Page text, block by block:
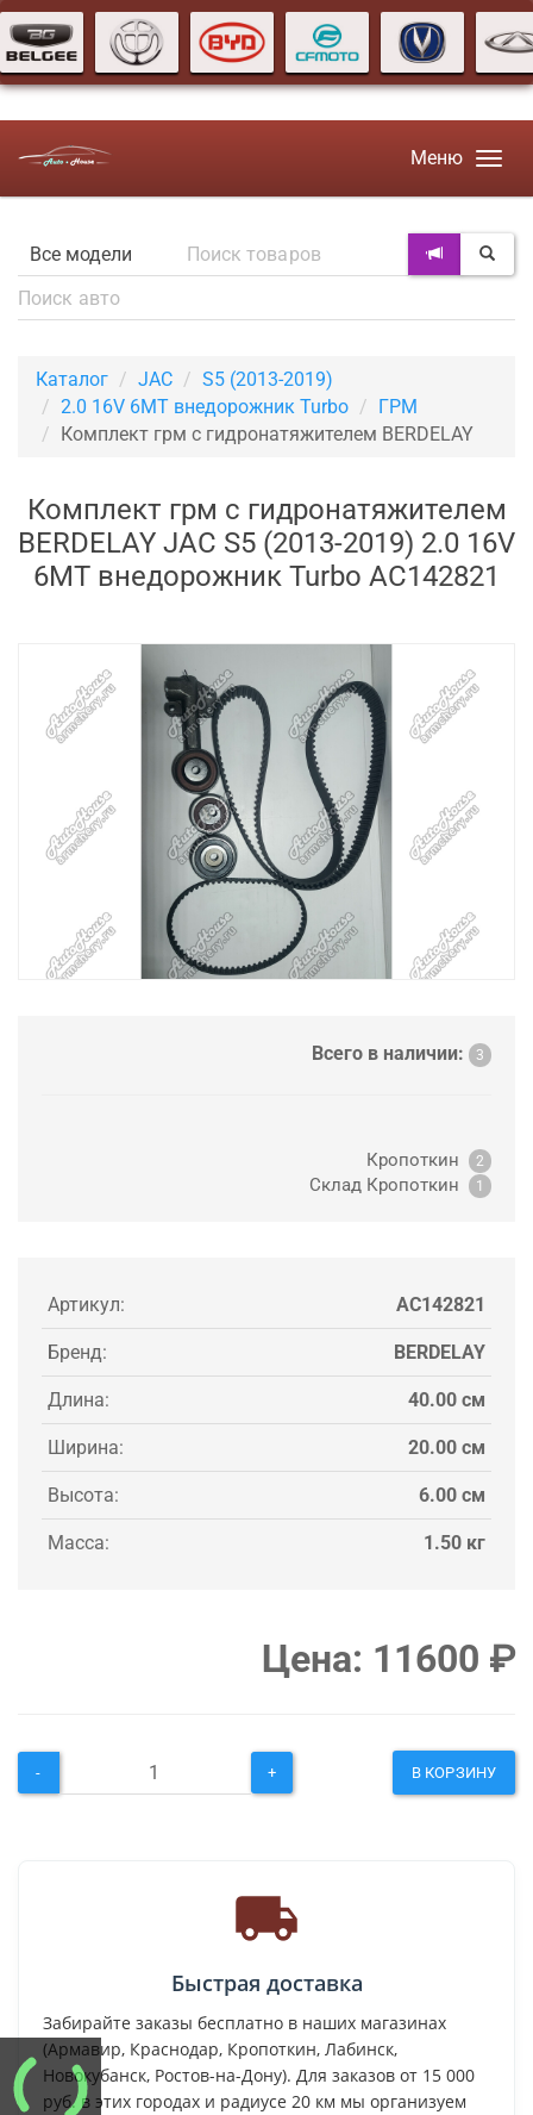
Меню
Каталог JAC
S5 (2013-2019)
2.0 16V 6MT внедорожник Turbo
ГРМ
Комплект грм с гидронатяжителем BERDELAY
Комплект грм с гидронатяжителем
BERDELAY JAC S5 (2013-2019) 2.0 16V
6MT внедорожник Turbo AC142821
Всего в наличии: 3
Кропоткин 2
Склад Кропоткин 1
Артикул: AC142821
Бренд: BERDELAY
Длина: 40.00 см
Ширина: 20.00 см
Высота: 6.00 см
Масса: 1.50 кг
Цена: 11600 ₽
- + В КОРЗИНУ
Быстрая доставка
Забирайте заказы бесплатно в наших магазинах
(Армавир, Краснодар, Кропоткин, Лабинск,
Новокубанск, Ростов-на-Дону). Для заказов от 15 000
руб. в этих городах и радиусе 20 км мы организуем